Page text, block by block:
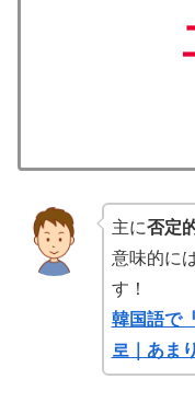
主に否定
意味的に
す！
韓国語で
로｜あま